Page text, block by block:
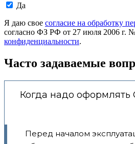
Да
Я даю свое согласие на обработку
согласно ФЗ РФ от 27 июля 2006 г.
конфиденциальности.
Часто задаваемые
Когда надо оформлять
Перед началом